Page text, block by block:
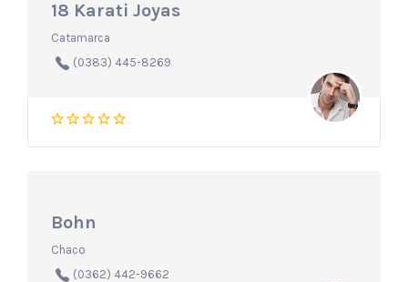
18 Karati Joyas
Catamarca
(0383) 445-8269
Bohn
Chaco
(0362) 442-9662